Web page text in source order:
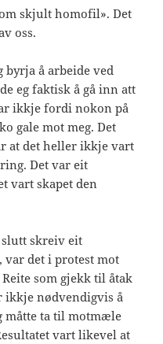
skjult homofil». Det
oss.
byrja å arbeide ved
eg faktisk å gå inn att
ikkje fordi nokon på
gale mot meg. Det
at det heller ikkje vart
Det var eit
vart skapet den
skreiv eit
var det i protest mot
som gjekk til åtak
nødvendigvis å
måtte ta til motmæle
vart likevel at